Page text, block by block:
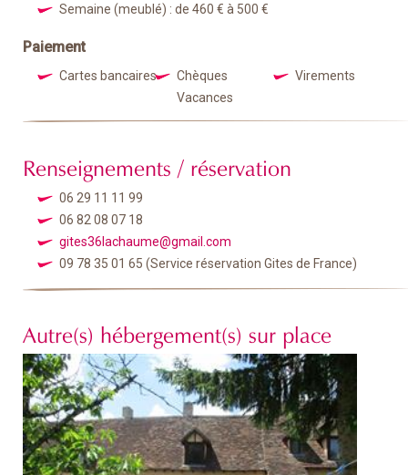
Semaine (meublé) : de 460 € à 500 €
Paiement
Cartes bancaires
Chèques
Vacances
Virements
Renseignements / réservation
06 29 11 11 99
06 82 08 07 18
gites36lachaume@gmail.com
09 78 35 01 65 (Service réservation Gites de France)
Autre(s) hébergement(s) sur place